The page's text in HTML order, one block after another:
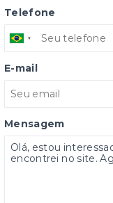
Telefone
E-mail
Mensagem